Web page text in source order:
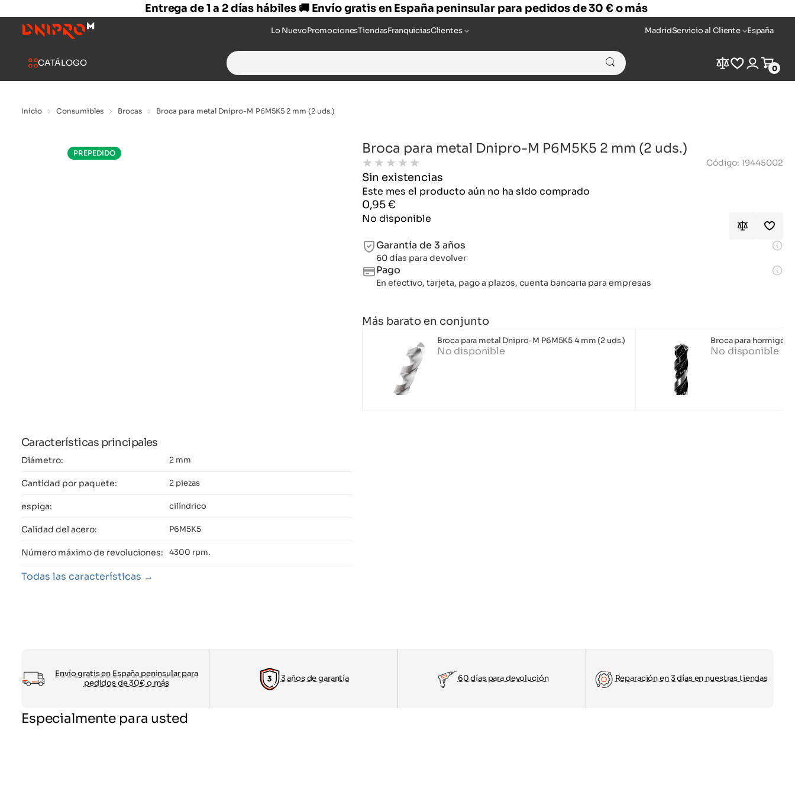
Entrega de 1 a 2 días hábiles 🚚 Envío gratis en España peninsular para pedidos de 30 € o más
Lo NuevoPromocionesTiendasFranquiciasClientes MadridServicio al Cliente España
CATÁLOGO
Search
for:
Compare
Wishlist
Login
Cart
0
Inicio Consumibles Brocas Broca para metal Dnipro-M P6M5K5 2 mm (2 uds.)
PREPEDIDO
Características principales
Diámetro: 2 mm
Cantidad por paquete: 2 piezas
espiga: cilíndrico
Calidad del acero: P6M5K5
Número máximo de revoluciones: 4300 rpm.
Todas las características
Broca para metal Dnipro-M P6M5K5 2 mm (2 uds.)
★ ★ ★ ★ ★ Código: 19445002
Sin existencias
Este mes el producto aún no ha sido comprado
0,95€
No disponible
Garantía de 3 años
60 días para devolver
Pago
En efectivo, tarjeta, pago a plazos, cuenta bancaria para empresas
Más barato en conjunto
Broca para metal Dnipro-M P6M5K5 4 mm (2 uds.)
No disponible
Broca para hormigón
No disponible
Envío gratis en España peninsular para
pedidos de 30€ o más
3 años de garantía 60 días para devolución Reparación en 3 días en nuestras tiendas
Especialmente para usted